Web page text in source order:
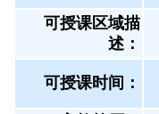
可授课区域描
述：
可授课时间：